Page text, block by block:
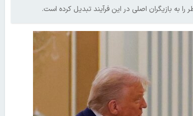
به بازیگران اصلی در این فرآیند تبدیل کرده است.